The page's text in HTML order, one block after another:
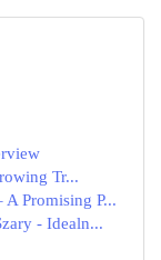
Tr...
A Promising P...
- Idealn...